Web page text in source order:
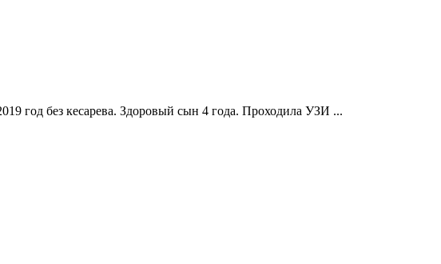
год без кесарева. Здоровый сын 4 года. Проходила УЗИ ...